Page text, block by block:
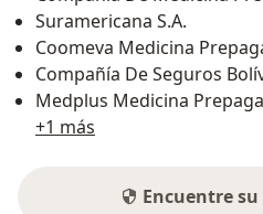
Suramericana S.A.
Coomeva Medicina
Compañía De Seguros
Medplus Medicina
+1 más
Encuentre